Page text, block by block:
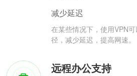
减少延迟
在某些情况下，使用VPN
径，减少延迟，提高网速。
远程办公支持